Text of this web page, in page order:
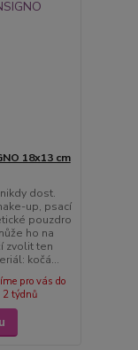
18x13 cm
dost.
up, psací
pouzdro
ho na
zvolit ten
kočá...
pro vás do
2 týdnů